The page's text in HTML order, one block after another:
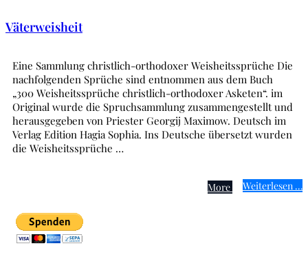
Väterweisheit
Eine Sammlung christlich-orthodoxer Weisheitssprüche Die
nachfolgenden Sprüche sind entnommen aus dem Buch
„300 Weisheitssprüche christlich-orthodoxer Asketen“. im
Original wurde die Spruchsammlung zusammengestellt und
herausgegeben von Priester Georgij Maximow. Deutsch im
Verlag Edition Hagia Sophia. Ins Deutsche übersetzt wurden
die Weisheitssprüche …
Weiterlesen …
More